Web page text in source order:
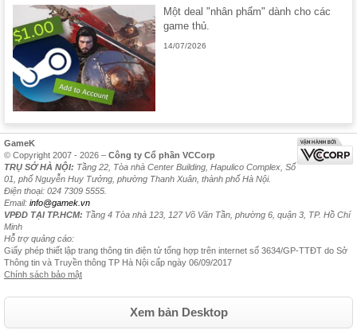
Một deal "nhân phẩm" dành cho các
game thủ.
14/07/2026
GameK
© Copyright 2007 - 2026 – Công ty Cổ phần VCCorp
TRỤ SỞ HÀ NỘI: Tầng 22, Tòa nhà Center Building, Hapulico Complex, Số
01, phố Nguyễn Huy Tưởng, phường Thanh Xuân, thành phố Hà Nội.
Điện thoại: 024 7309 5555.
Email: info@gamek.vn
VPĐD TẠI TP.HCM: Tầng 4 Tòa nhà 123, 127 Võ Văn Tần, phường 6, quận 3, TP. Hồ Chí
Minh
Hỗ trợ quảng cáo:
Giấy phép thiết lập trang thông tin điện tử tổng hợp trên internet số 3634/GP-TTĐT do Sở
Thông tin và Truyền thông TP Hà Nội cấp ngày 06/09/2017
Chính sách bảo mật
Xem bản Desktop